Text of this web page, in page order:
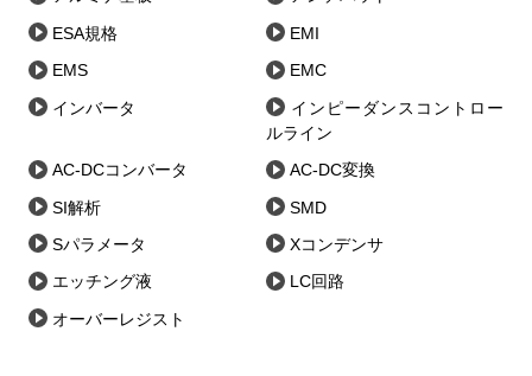
ESA規格 EMI
EMS EMC
インバータ
インピーダンスコントロー
ルライン
AC-DCコンバータ AC-DC変換
SI解析 SMD
Sパラメータ Xコンデンサ
エッチング液 LC回路
オーバーレジスト